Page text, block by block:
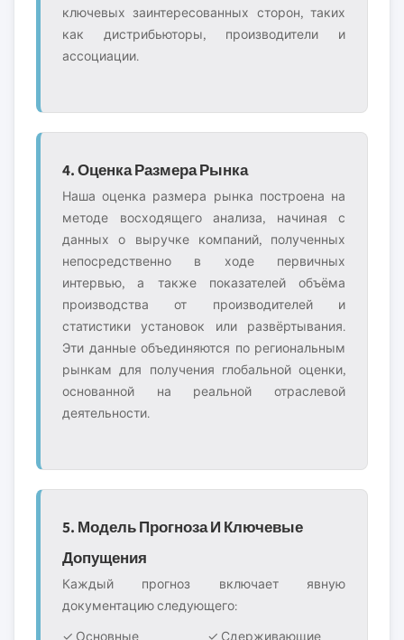
ключевых заинтересованных сторон, таких
как дистрибьюторы, производители и
ассоциации.
4. Оценка Размера Рынка
Наша оценка размера рынка построена на
методе восходящего анализа, начиная с
данных о выручке компаний, полученных
непосредственно в ходе первичных
интервью, а также показателей объёма
производства от производителей и
статистики установок или развёртывания.
Эти данные объединяются по региональным
рынкам для получения глобальной оценки,
основанной на реальной отраслевой
деятельности.
5. Модель Прогноза И Ключевые
Допущения
Каждый прогноз включает явную
документацию следующего:
✓ Основные
✓ Сдерживающие